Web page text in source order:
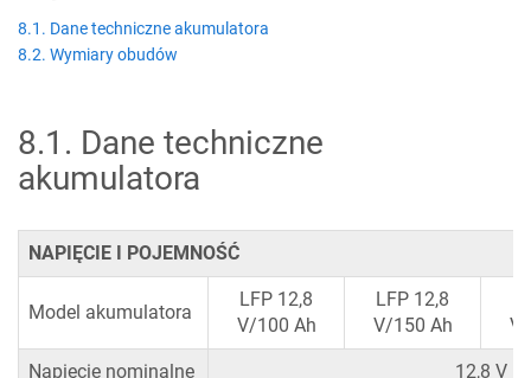
8.1. Dane techniczne akumulatora
8.2. Wymiary obudów
8.1 . Dane techniczne
akumulatora
NAPIĘCIE I POJEMNOŚĆ
Model akumulatora
LFP 12,8
V/100 Ah
LFP 12,8
V/150 Ah
Napięcie nominalne 12,8 V